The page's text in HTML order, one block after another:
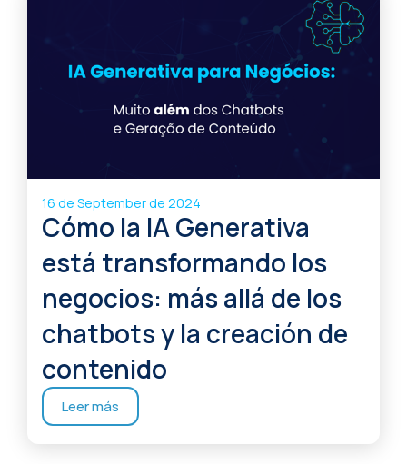
16 de September de 2024
Cómo la IA Generativa
está transformando los
negocios: más allá de los
chatbots y la creación de
contenido
Leer más